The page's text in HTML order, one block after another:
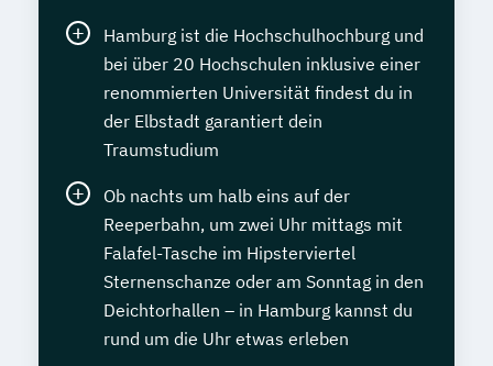
Industriemeister Luftfahrttechnik (IHK)
Industriemeister Metall (IHK)
Informatiker - C++ Informatiker - Java
Informationstechnologie - Grundlagen
Innovationsmanager
Innovationsmanager (IHK)
International Legal English
Internationale Rechnungslegung -
Kompaktkurs
Italienisch Grundkurs
Java-Programmierer Journalist
Hamburg ist die Hochschulhochburg und
bei über 20 Hochschulen inklusive einer
renommierten Universität findest du in
der Elbstadt garantiert dein
Traumstudium
Ob nachts um halb eins auf der
Reeperbahn, um zwei Uhr mittags mit
Falafel-Tasche im Hipsterviertel
Sternenschanze oder am Sonntag in den
Deichtorhallen – in Hamburg kannst du
rund um die Uhr etwas erleben